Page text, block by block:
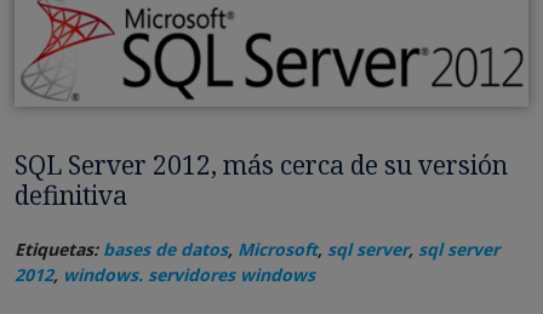
SQL Server 2012, más cerca de su versión
definitiva
Etiquetas: bases de datos, Microsoft, sql server, sql server
2012, windows. servidores windows